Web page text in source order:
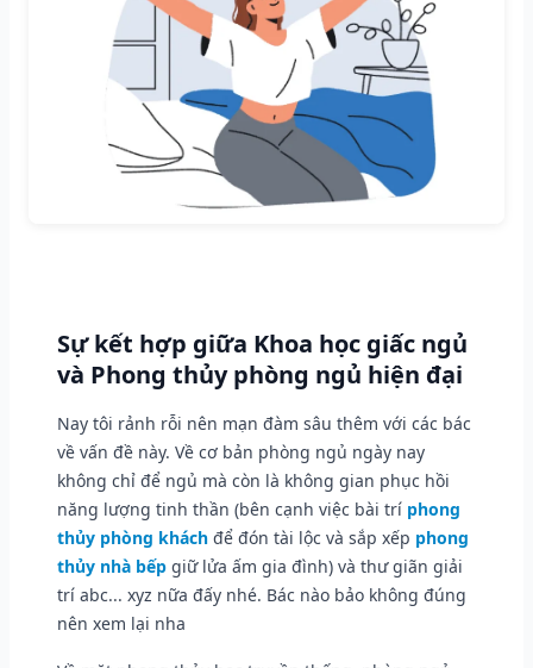
Sự kết hợp giữa Khoa học giấc ngủ
và Phong thủy phòng ngủ hiện đại
Nay tôi rảnh rỗi nên mạn đàm sâu thêm với các bác
về vấn đề này. Về cơ bản phòng ngủ ngày nay
không chỉ để ngủ mà còn là không gian phục hồi
năng lượng tinh thần (bên cạnh việc bài trí phong
thủy phòng khách để đón tài lộc và sắp xếp phong
thủy nhà bếp giữ lửa ấm gia đình) và thư giãn giải
trí abc... xyz nữa đấy nhé. Bác nào bảo không đúng
nên xem lại nha